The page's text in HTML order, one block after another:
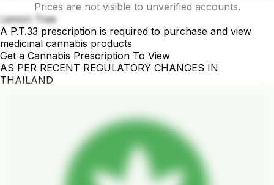
Prices are not visible to unverified accounts.
Lemon Tree
A P.T.33 prescription is required to purchase and view
medicinal cannabis products
Get a Cannabis Prescription To View
AS PER RECENT REGULATORY CHANGES IN
THAILAND